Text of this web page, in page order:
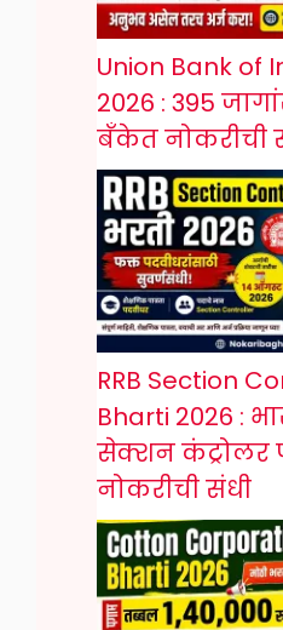
Union Bank of
2026 : 395
बँकेत नोकरीची
RRB Section
Bharti 2026 :
सेक्शन कंट्रोलर
नोकरीची संधी